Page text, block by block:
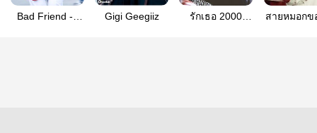
Bad Friend - |
Gigi Geegiiz
รักเธอ 2000
สายหมอกข